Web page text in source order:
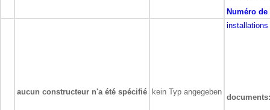
Numéro
aucun constructeur n'a été spécifié kein Typ angegeben
documents: